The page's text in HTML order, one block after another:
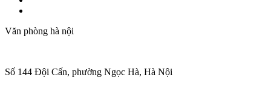
Văn phòng hà nội
Số 144 Đội Cấn, phường Ngọc Hà, Hà Nội